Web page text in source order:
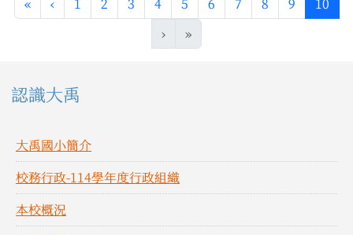
«第一頁
‹上一頁
1 2 3 4 5 6 7 8 9 10(目
› »
左邊區域內容
認識大禹
大禹國小簡介
校務行政-114學年度行政組織
本校概況